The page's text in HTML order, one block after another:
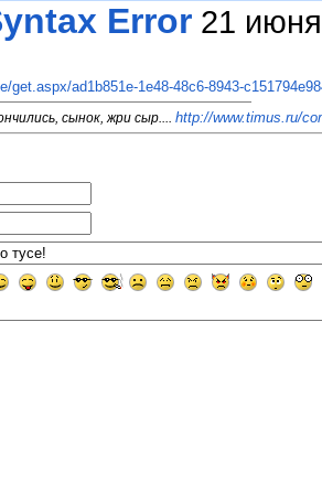
Error 21
get.aspx/ad1b851e-1e48-48c6-8943-
сынок, жри сыр.... http://www.timus.ru/